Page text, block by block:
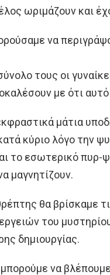
ωριμάζουν και
να
τους οι
με ότι
μάτια
κύριο λόγο την
το εσωτερικό πυρ-
μαγνητίζουν.
θα βρίσκαμε
του
δημιουργίας.
να